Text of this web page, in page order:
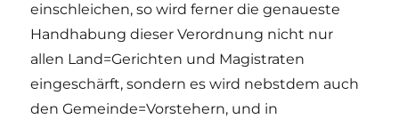
einschleichen, so wird ferner die genaueste
Handhabung dieser Verordnung nicht nur
allen Land=Gerichten und Magistraten
eingeschärft, sondern es wird nebstdem auch
den Gemeinde=Vorstehern, und in